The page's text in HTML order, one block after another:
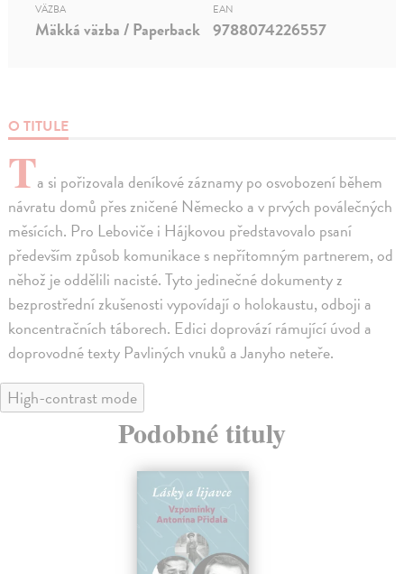
O TITULE
Ta si pořizovala deníkové záznamy po osvobození během
návratu domů přes zničené Německo a v prvých poválečných
měsících. Pro Leboviče i Hájkovou představovalo psaní
především způsob komunikace s nepřítomným partnerem, od
něhož je oddělili nacisté. Tyto jedinečné dokumenty z
bezprostřední zkušenosti vypovídají o holokaustu, odboji a
koncentračních táborech. Edici doprovází rámující úvod a
doprovodné texty Pavliných vnuků a Janyho neteře.
VÄZBA
Mäkká väzba / Paperback
EAN
9788074226557
High-contrast mode
Podobné tituly